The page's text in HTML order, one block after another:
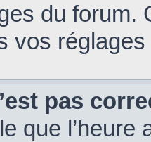
du forum.
vos
pas
que